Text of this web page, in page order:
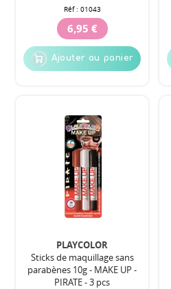
Réf : 01043
6,95 €
Ajouter au panier
PLAYCOLOR
Sticks de maquillage sans
parabènes 10g - MAKE UP -
PIRATE - 3 pcs